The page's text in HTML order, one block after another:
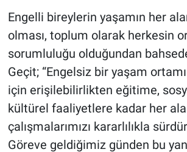
Engelli bireylerin yaşamın her
olması, toplum olarak herkesin
sorumluluğu olduğundan
Geçit; “Engelsiz bir yaşam
için erişilebilirlikten eğitime,
kültürel faaliyetlere kadar her
çalışmalarımızı kararlılıkla
Göreve geldiğimiz günden bu